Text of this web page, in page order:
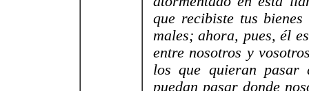
que recibiste tus
males; ahora, pues, él
entre nosotros y
los que quieran
puedan pasar donde